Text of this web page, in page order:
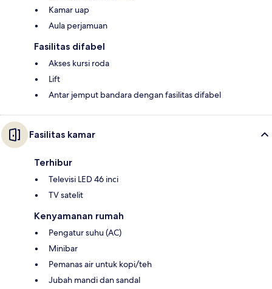
Kamar uap
Aula perjamuan
Fasilitas difabel
Akses kursi roda
Lift
Antar jemput bandara dengan fasilitas difabel
Fasilitas kamar
Terhibur
Televisi LED 46 inci
TV satelit
Kenyamanan rumah
Pengatur suhu (AC)
Minibar
Pemanas air untuk kopi/teh
Jubah mandi dan sandal